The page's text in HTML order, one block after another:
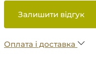
Залишити відгук
Оплата і доставка